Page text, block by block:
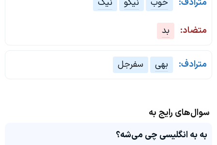
مترادف: خوب نیکو نیک
متضاد: بد
مترادف: بهی سفرجل
سوال‌های رایج به
به به انگلیسی چی می‌شه؟